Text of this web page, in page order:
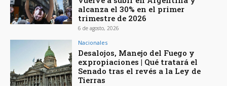
alcanza el 30% en el primer
trimestre de 2026
6 de agosto, 2026
Nacionales
Desalojos, Manejo del Fuego y
expropiaciones | Qué tratará el
Senado tras el revés a la Ley de
Tierras